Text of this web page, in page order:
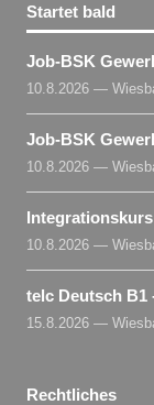
Startet bald
Job-BSK
10.8.2026 —
Job-BSK
10.8.2026 —
10.8.2026 —
telc Deutsch B1
15.8.2026 —
Rechtliches